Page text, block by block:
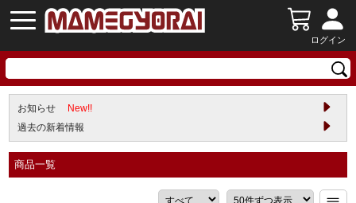
ログイン
お知らせ
New!!
過去の新着情報
商品一覧